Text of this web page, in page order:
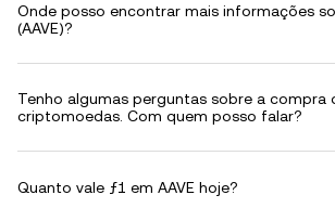
Onde posso encontrar mais informações
(AAVE)?
Tenho algumas perguntas sobre a compra
criptomoedas. Com quem posso falar?
Quanto vale ƒ1 em AAVE hoje?